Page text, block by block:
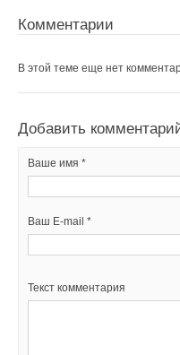
Комментарии
В этой теме еще нет
Добавить
Ваше имя *
Ваш E-mail *
Текст комментария
→
Тепло значит добро.
Комментарии
Добавить